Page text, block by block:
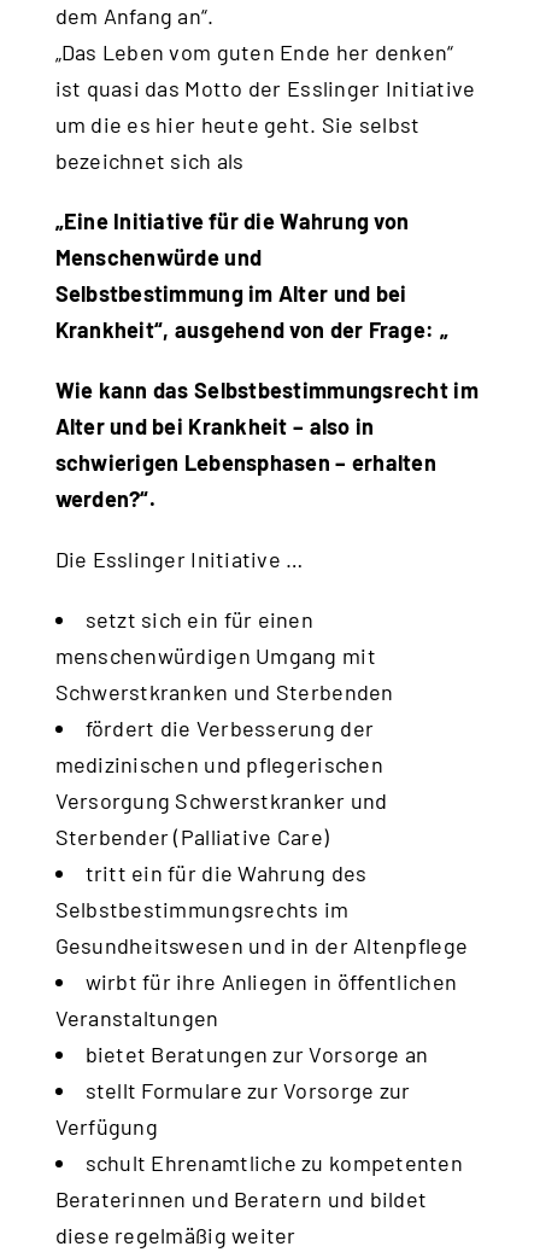
dem Anfang an“.
„Das Leben vom guten Ende her denken“
ist quasi das Motto der Esslinger Initiative
um die es hier heute geht. Sie selbst
bezeichnet sich als
„Eine Initiative für die Wahrung von
Menschenwürde und
Selbstbestimmung im Alter und bei
Krankheit“, ausgehend von der Frage: „
Wie kann das Selbstbestimmungsrecht im
Alter und bei Krankheit – also in
schwierigen Lebensphasen – erhalten
werden?“.
Die Esslinger Initiative …
setzt sich ein für einen
menschenwürdigen Umgang mit
Schwerstkranken und Sterbenden
fördert die Verbesserung der
medizinischen und pflegerischen
Versorgung Schwerstkranker und
Sterbender (Palliative Care)
tritt ein für die Wahrung des
Selbstbestimmungsrechts im
Gesundheitswesen und in der Altenpflege
wirbt für ihre Anliegen in öffentlichen
Veranstaltungen
bietet Beratungen zur Vorsorge an
stellt Formulare zur Vorsorge zur
Verfügung
schult Ehrenamtliche zu kompetenten
Beraterinnen und Beratern und bildet
diese regelmäßig weiter